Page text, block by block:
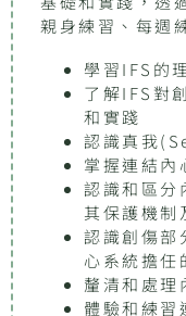
親身練習、每週
學習IFS的
了解IFS對
和實踐
認識真我
掌握連結
認識和區
其保護機制
認識創傷
心系統擔任
釐清和處理
體驗和練